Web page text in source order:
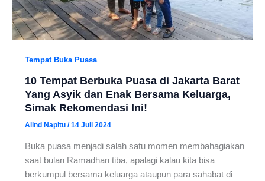
Tempat Buka Puasa
10 Tempat Berbuka Puasa di Jakarta Barat
Yang Asyik dan Enak Bersama Keluarga,
Simak Rekomendasi Ini!
Alind Napitu /14 Juli 2024
Buka puasa menjadi salah satu momen membahagiakan
saat bulan Ramadhan tiba, apalagi kalau kita bisa
berkumpul bersama keluarga ataupun para sahabat di